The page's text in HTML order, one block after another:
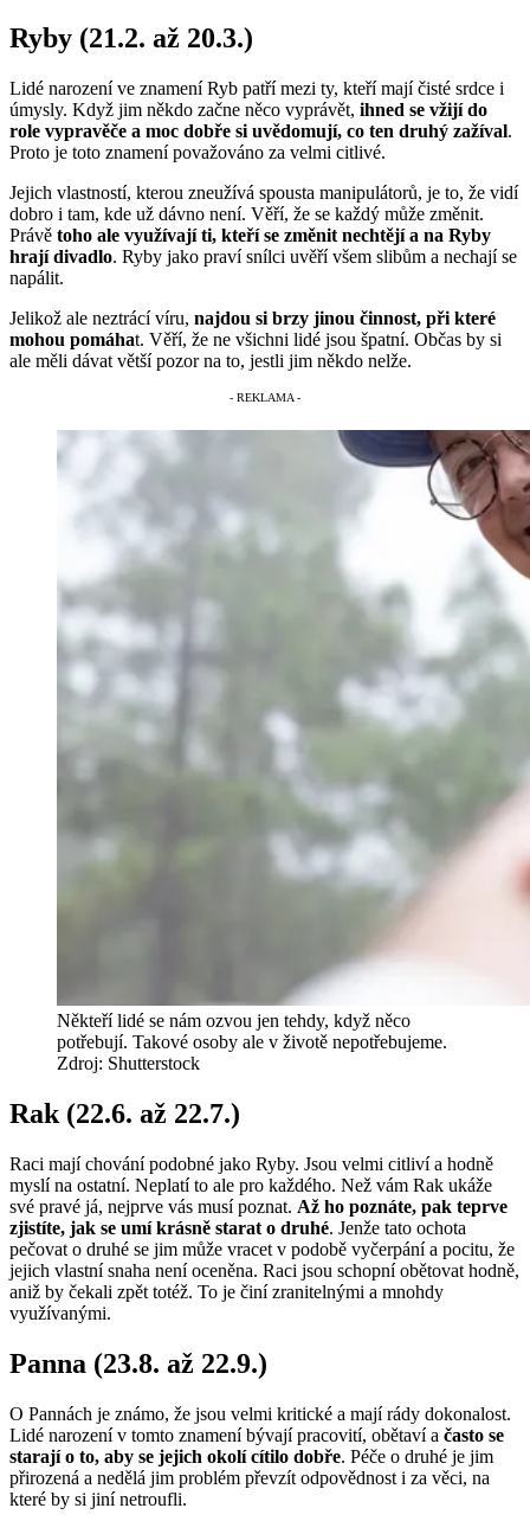
Ryby (21.2. až 20.3.)
Lidé narození ve znamení Ryb patří mezi ty, kteří mají čisté srdce i
úmysly. Když jim někdo začne něco vyprávět, ihned se vžijí do
role vypravěče a moc dobře si uvědomují, co ten druhý zažíval.
Proto je toto znamení považováno za velmi citlivé.
Jejich vlastností, kterou zneužívá spousta manipulátorů, je to, že vidí
dobro i tam, kde už dávno není. Věří, že se každý může změnit.
Právě toho ale využívají ti, kteří se změnit nechtějí a na Ryby
hrají divadlo. Ryby jako praví snílci uvěří všem slibům a nechají se
napálit.
Jelikož ale neztrácí víru, najdou si brzy jinou činnost, při které
mohou pomáhat. Věří, že ne všichni lidé jsou špatní. Občas by si
ale měli dávat větší pozor na to, jestli jim někdo nelže.
Někteří lidé se nám ozvou jen tehdy, když něco
potřebují. Takové osoby ale v životě nepotřebujeme.
Zdroj: Shutterstock
Rak (22.6. až 22.7.)
Raci mají chování podobné jako Ryby. Jsou velmi citliví a hodně
myslí na ostatní. Neplatí to ale pro každého. Než vám Rak ukáže
své pravé já, nejprve vás musí poznat. Až ho poznáte, pak teprve
zjistíte, jak se umí krásně starat o druhé. Jenže tato ochota
pečovat o druhé se jim může vracet v podobě vyčerpání a pocitu, že
jejich vlastní snaha není oceněna. Raci jsou schopní obětovat hodně,
aniž by čekali zpět totéž. To je činí zranitelnými a mnohdy
využívanými.
Panna (23.8. až 22.9.)
O Pannách je známo, že jsou velmi kritické a mají rády dokonalost.
Lidé narození v tomto znamení bývají pracovití, obětaví a často se
starají o to, aby se jejich okolí cítilo dobře. Péče o druhé je jim
přirozená a nedělá jim problém převzít odpovědnost i za věci, na
které by si jiní netroufli.